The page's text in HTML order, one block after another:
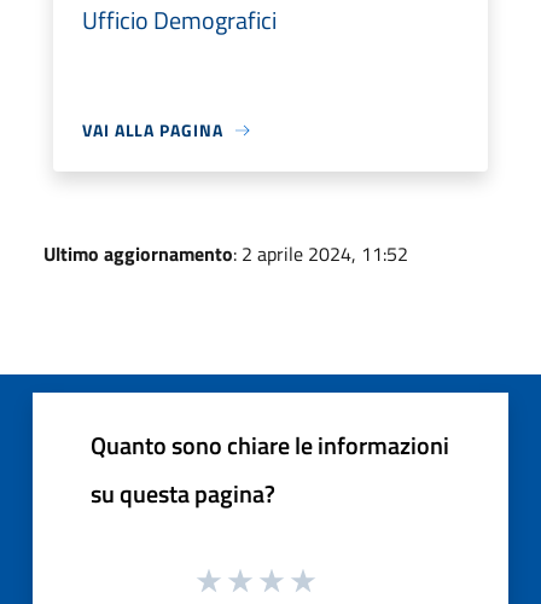
Ufficio Demografici
VAI ALLA PAGINA
Ultimo aggiornamento: 2 aprile 2024, 11:52
Quanto sono chiare le informazioni
su questa pagina?